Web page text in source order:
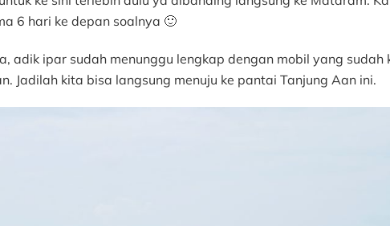
6 hari ke depan soalnya 🙂
adik ipar sudah menunggu lengkap dengan mobil yang sudah
Jadilah kita bisa langsung menuju ke pantai Tanjung Aan ini.